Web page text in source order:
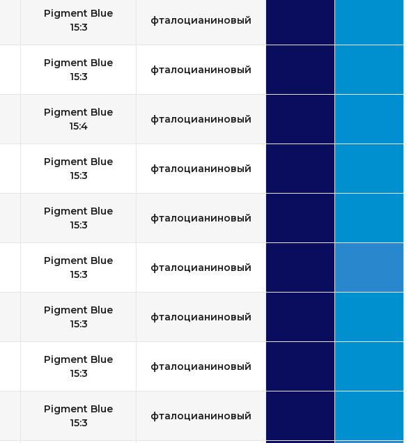
Pigment Blue
15:3
фталоцианиновый
Pigment Blue
15:3
фталоцианиновый
Pigment Blue
15:4
фталоцианиновый
Pigment Blue
15:3
фталоцианиновый
Pigment Blue
15:3
фталоцианиновый
Pigment Blue
15:3
фталоцианиновый
Pigment Blue
15:3
фталоцианиновый
Pigment Blue
15:3
фталоцианиновый
Pigment Blue
15:3
фталоцианиновый